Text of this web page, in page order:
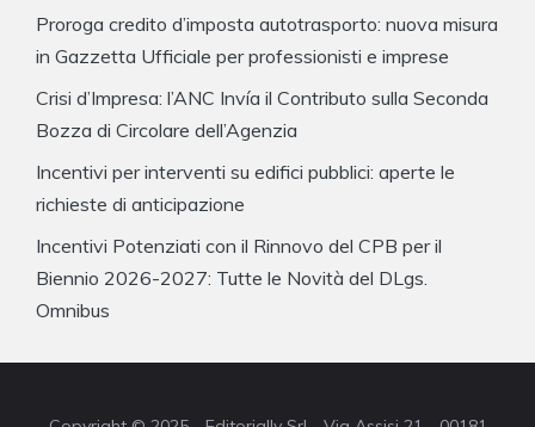
Proroga credito d’imposta autotrasporto: nuova misura
in Gazzetta Ufficiale per professionisti e imprese
Crisi d’Impresa: l’ANC Invía il Contributo sulla Seconda
Bozza di Circolare dell’Agenzia
Incentivi per interventi su edifici pubblici: aperte le
richieste di anticipazione
Incentivi Potenziati con il Rinnovo del CPB per il
Biennio 2026-2027: Tutte le Novità del DLgs.
Omnibus